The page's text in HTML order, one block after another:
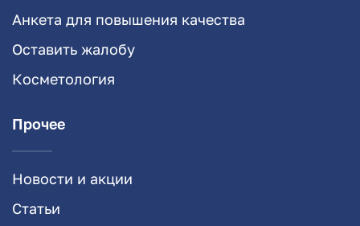
Анкета для повышения качества
Оставить жалобу
Косметология
Прочее
Новости и акции
Статьи